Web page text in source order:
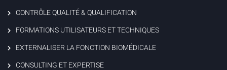
CONTRÔLE QUALITÉ & QUALIFICATION
FORMATIONS UTILISATEURS ET TECHNIQUES
EXTERNALISER LA FONCTION BIOMÉDICALE
CONSULTING ET EXPERTISE